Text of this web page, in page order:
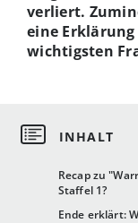
Recap zu
Staffel 1?
Ende erklärt:
verliert.
eine Erklärung
wichtigsten